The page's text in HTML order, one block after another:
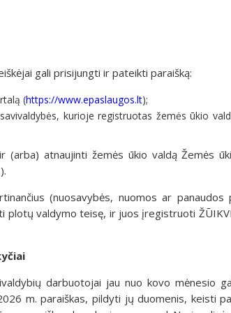
gali prisijungti ir pateikti paraišką:
(https://www.epaslaugos.lt);
kurioje registruotas žemės ūkio
(arba) atnaujinti žemės ūkio valdą Žemės
(nuosavybės, nuomos ar panaudos
plotų valdymo teisę, ir juos įregistruoti
darbuotojai jau nuo kovo mėnesio
m. paraiškas, pildyti jų duomenis, keisti